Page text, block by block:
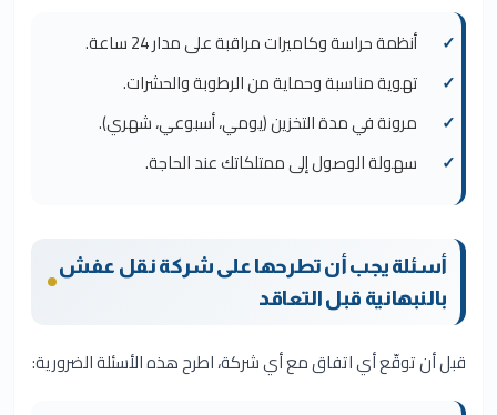
أنظمة حراسة وكاميرات مراقبة على مدار 24 ساعة.
تهوية مناسبة وحماية من الرطوبة والحشرات.
مرونة في مدة التخزين (يومي، أسبوعي، شهري).
سهولة الوصول إلى ممتلكاتك عند الحاجة.
أسئلة يجب أن تطرحها على شركة نقل عفش
بالنبهانية قبل التعاقد
قبل أن توقّع أي اتفاق مع أي شركة، اطرح هذه الأسئلة الضرورية: